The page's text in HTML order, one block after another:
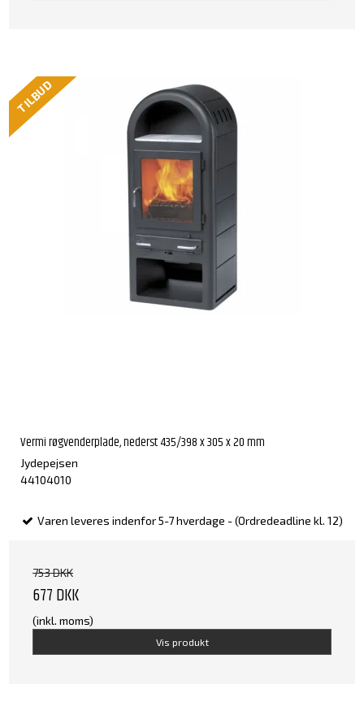
TILBUD
Vermi røgvenderplade, nederst 435/398 x 305 x 20 mm
Jydepejsen
44104010
Varen leveres indenfor 5-7 hverdage - (Ordredeadline kl. 12)
753 DKK
677 DKK
(inkl. moms)
Vis produkt